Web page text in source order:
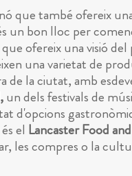
que també ofereix
un bon lloc per
ofereix una visió
una varietat de
de la ciutat, amb
un dels festivals de
d'opcions
el Lancaster Food
les compres o la